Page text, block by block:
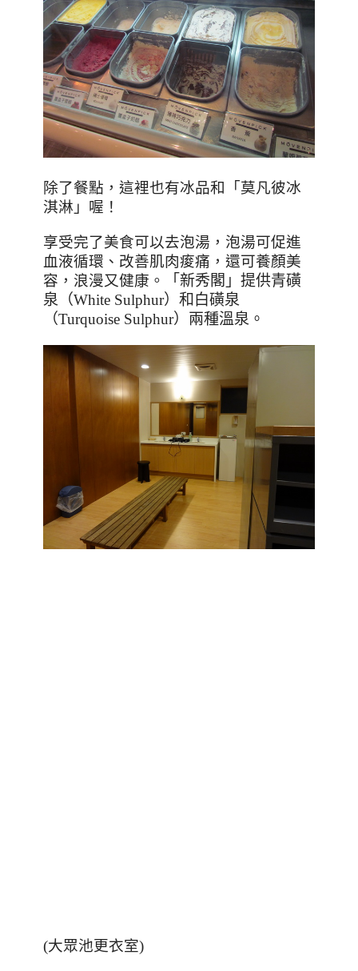
除了餐點，這裡也有冰品和「莫凡彼冰
淇淋」喔！
享受完了美食可以去泡湯，泡湯可促進
血液循環、改善肌肉痠痛，還可養顏美
容，浪漫又健康。
「新秀閣」 提供青磺
泉（White Sulphur）和白磺泉
（Turquoise Sulphur）兩種溫泉。
(大眾池更衣室)